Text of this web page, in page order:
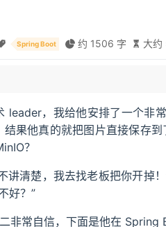
Spring Boot 约 1506 字 大约
leader，我给他安排了一个非
果他真的就把图片直接保存
？
讲清楚，我去找老板把你开掉
好？”
非常自信，下面是他在 Spring